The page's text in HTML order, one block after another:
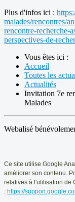
Plus d'infos ici :
malades/rencontres/
rencontre-recherche-
perspectives-de-
Vous êtes ici :
Accueil
Toutes les
Actualités
Invitation 7e
Malades
Webalisé
Ce site utilise Google
améliorer son contenu.
relatives à l'utilisation de
: https://